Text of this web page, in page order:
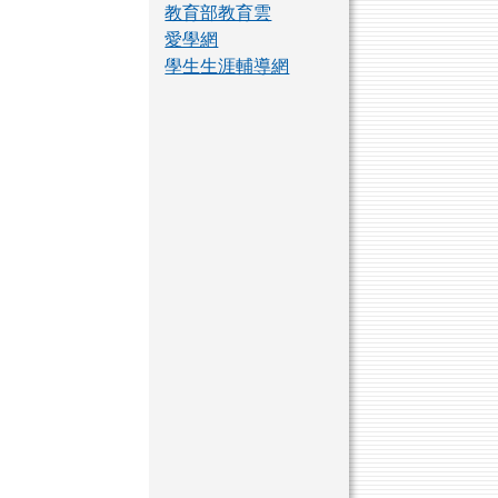
教育部教育雲
愛學網
學生生涯輔導網